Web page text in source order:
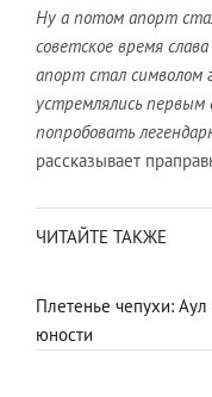
Ну а потом апорт
советское время
апорт стал символом
устремлялись первым
попробовать
рассказывает
ЧИТАЙТЕ ТАКЖЕ
Плетенье чепухи:
юности